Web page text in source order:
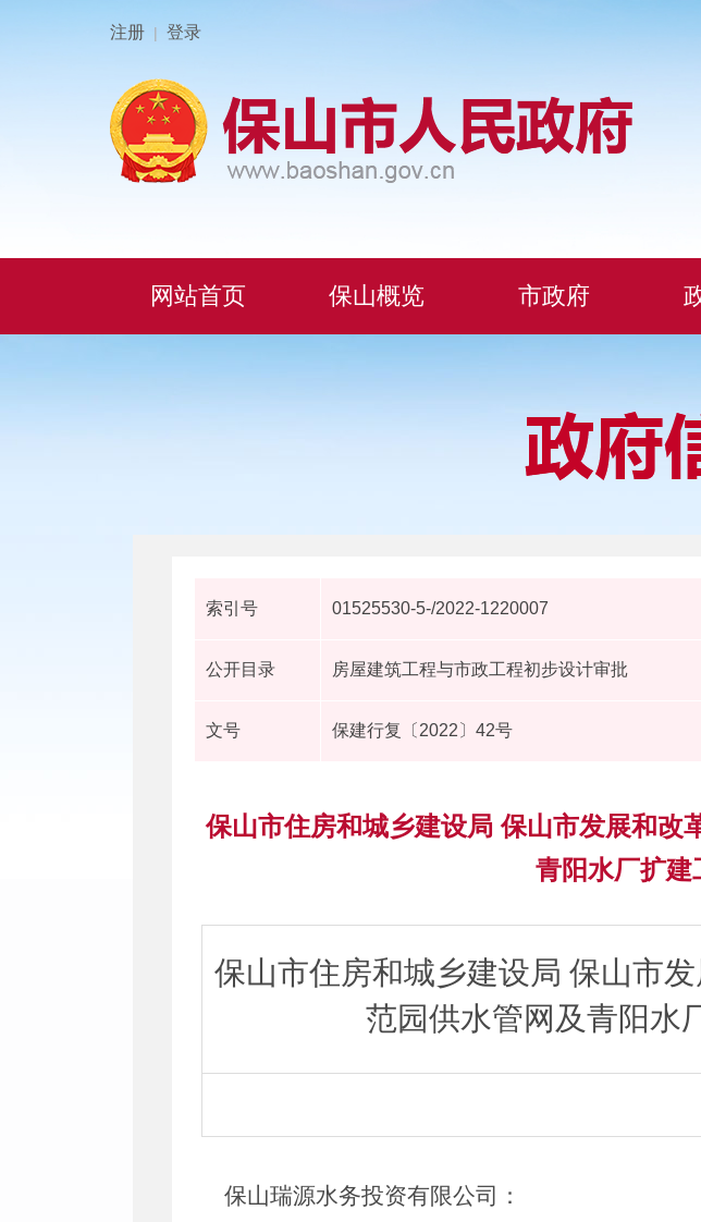
注册 | 登录
网站首页 保山概览 市政府
索引号 01525530-5-/2022-1220007
公开目录 房屋建筑工程与市政工程初步设计审批
文号 保建行复〔2022〕42号
保山市住房和城乡建设局 保山市发展和改
青阳水厂扩建
保山市住房和城乡建设局 保山市
范园供水管网及青阳水
保山瑞源水务投资有限公司 ：